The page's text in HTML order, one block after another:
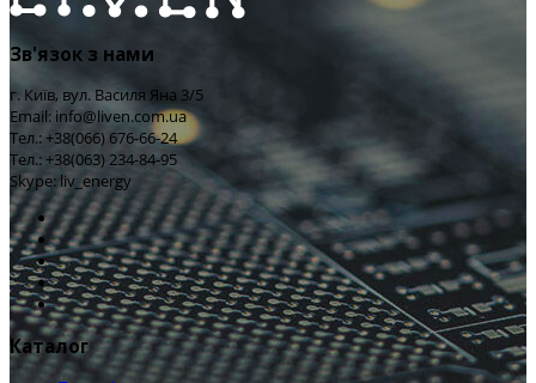
Зв'язок з нами
г. Київ, вул. Василя Яна 3/5
Email: info@liven.com.ua
Тел.: +38(066) 676-66-24
Тел.: +38(063) 234-84-95
Skype: liv_energy
Каталог